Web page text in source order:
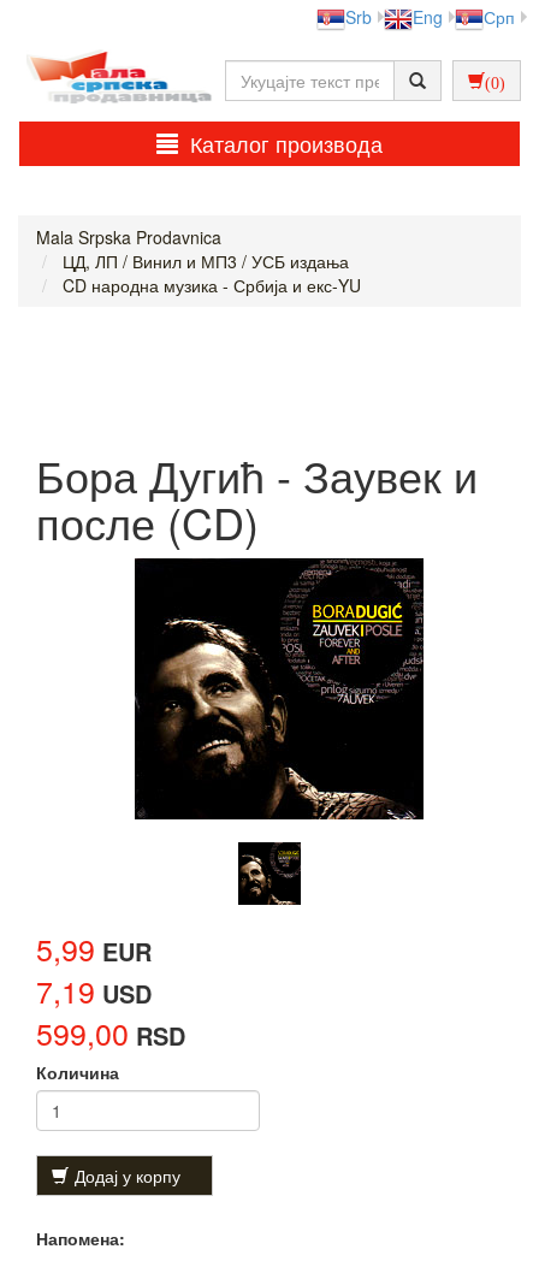
Srb Eng Срп
(0)
Каталог производа
Mala Srpska Prodavnica
ЦД, ЛП / Винил и МП3 / УСБ издања
CD народна музика - Србија и екс-YU
Бора Дугић - Заувек и
после (CD)
5,99 EUR
7,19 USD
599,00 RSD
Количина
Додај у корпу
Напомена: